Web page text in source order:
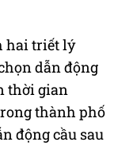
hai triết lý
dẫn động
thời gian
thành phố
động cầu sau